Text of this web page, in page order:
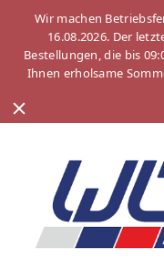
Wir machen
16.08.2026. Der
Bestellungen, die bis
Ihnen erholsame